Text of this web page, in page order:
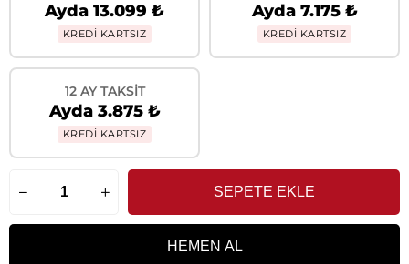
Ayda 13.099 ₺
KREDİ KARTSIZ
Ayda 7.175 ₺
KREDİ KARTSIZ
12 AY TAKSIT
Ayda 3.875 ₺
KREDİ KARTSIZ